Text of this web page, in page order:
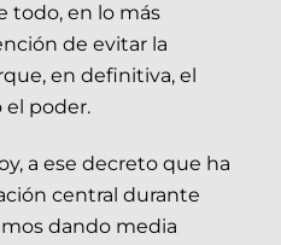
todo, en lo más
de evitar la
en definitiva, el
el poder.
a ese decreto que ha
central durante
dando media